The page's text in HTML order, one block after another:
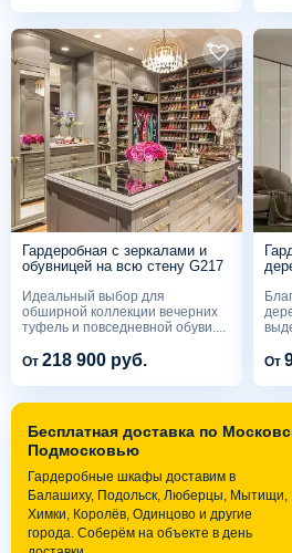
Гардеробная с зеркалами и
обувницей на всю стену G217
Идеальный выбор для
обширной коллекции вечерних
туфель и повседневной обуви....
От 218 900 руб. От
Бесплатная доставка по
Подмосковью
Гардеробные шкафы доставим в
Балашиху, Подольск, Люберцы, Мытищи,
Химки, Королёв, Одинцово и другие
города. Соберём на объекте в день